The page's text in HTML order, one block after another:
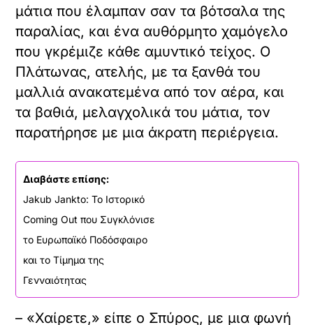
μάτια που έλαμπαν σαν τα βότσαλα της
παραλίας, και ένα αυθόρμητο χαμόγελο
που γκρέμιζε κάθε αμυντικό τείχος. Ο
Πλάτωνας, ατελής, με τα ξανθά του
μαλλιά ανακατεμένα από τον αέρα, και
τα βαθιά, μελαγχολικά του μάτια, τον
παρατήρησε με μια άκρατη περιέργεια.
Διαβάστε επίσης:
Jakub Jankto: Το Ιστορικό
Coming Out που Συγκλόνισε
το Ευρωπαϊκό Ποδόσφαιρο
και το Τίμημα της
Γενναιότητας
– «Χαίρετε,» είπε ο Σπύρος, με μια φωνή